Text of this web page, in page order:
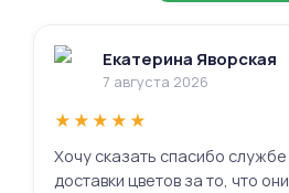
Екатерина Яворская
7 августа 2026
★★★★★
Хочу сказать спасибо службе
доставки цветов за то, что они